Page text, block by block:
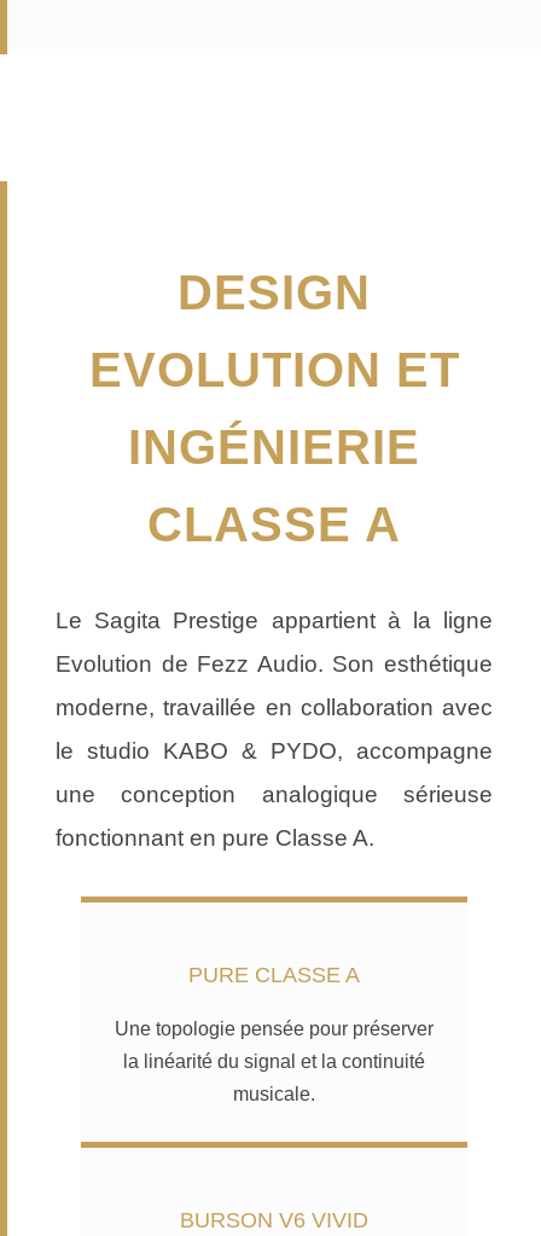
DESIGN
EVOLUTION ET
INGÉNIERIE
CLASSE A
Le Sagita Prestige appartient à la ligne
Evolution de Fezz Audio. Son esthétique
moderne, travaillée en collaboration avec
le studio KABO & PYDO, accompagne
une conception analogique sérieuse
fonctionnant en pure Classe A.
PURE CLASSE A
Une topologie pensée pour préserver
la linéarité du signal et la continuité
musicale.
BURSON V6 VIVID